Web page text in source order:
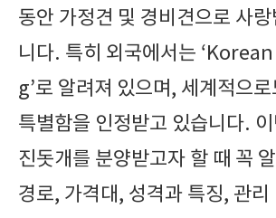
동안 가정견 및 경비견으로 사
니다. 특히 외국에서는
g’로 알려져 있으며, 세계적으
특별함을 인정받고 있습니다.
진돗개를 분양받고자 할 때 꼭
경로, 가격대, 성격과 특징, 관리